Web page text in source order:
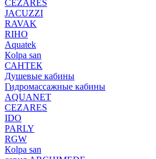
CEZARES
JACUZZI
RAVAK
RIHO
Аquatek
Кolpa san
САНТЕК
Душевые кабины
Гидромассажные кабины
AQUANET
CEZARES
IDO
PARLY
RGW
Кolpa san